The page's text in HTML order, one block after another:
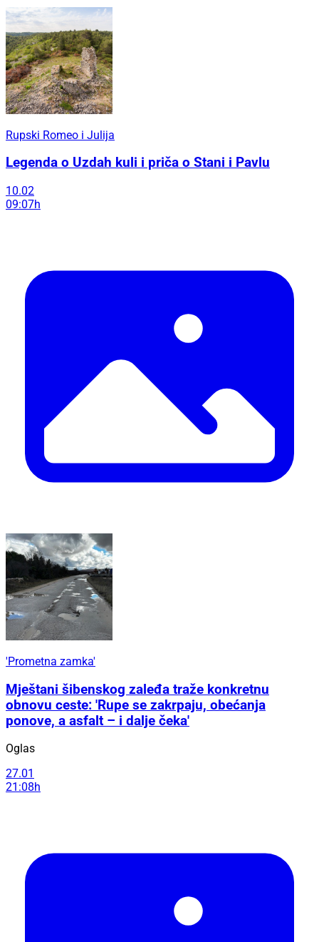
Rupski Romeo i Julija
Legenda o Uzdah kuli i priča o Stani i Pavlu
10.02
09:07h
'Prometna zamka'
Mještani šibenskog zaleđa traže konkretnu
obnovu ceste: 'Rupe se zakrpaju, obećanja
ponove, a asfalt – i dalje čeka'
Oglas
27.01
21:08h